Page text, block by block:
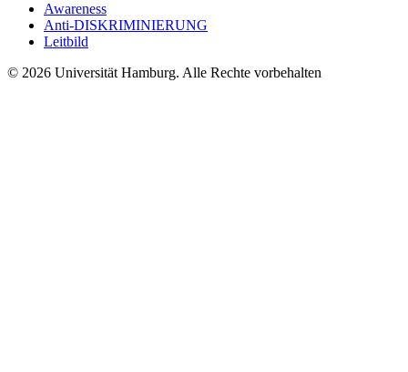
Awareness
Anti-DISKRIMINIERUNG
Leitbild
© 2026 Universität Hamburg. Alle Rechte vorbehalten